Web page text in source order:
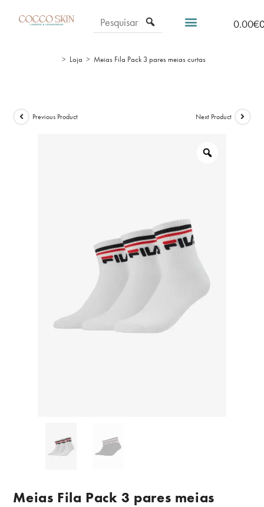
0.00€
> Loja > Meias Fila Pack 3 pares meias curtas
Previous Product Next Product
Meias Fila Pack 3 pares meias